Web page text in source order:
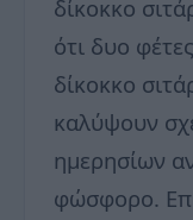
δίκοκκο
ότι δυο
δίκοκκο
καλύψουν
ημερησίων
φώσφορο.